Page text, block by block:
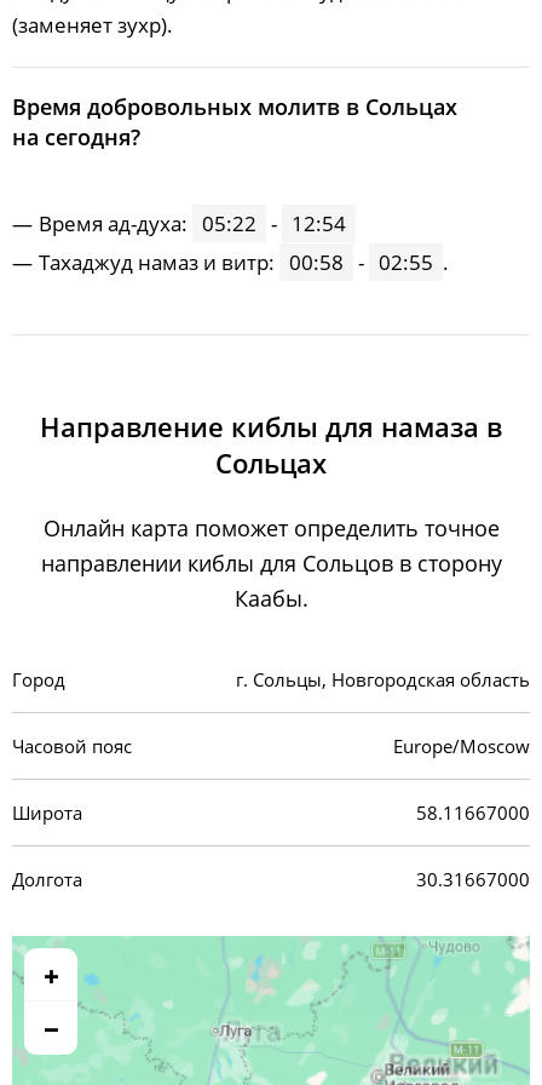
(заменяет зухр).
Время добровольных молитв в Сольцах
на сегодня?
Время ад-духа: 05:22 - 12:54
Тахаджуд намаз и витр: 00:58 - 02:55 .
Направление киблы для намаза в
Сольцах
Онлайн карта поможет определить точное
направлении киблы для Сольцов в сторону
Каабы.
Город г. Сольцы, Новгородская область
Часовой пояс Europe/Moscow
Широта 58.11667000
Долгота 30.31667000
+
−